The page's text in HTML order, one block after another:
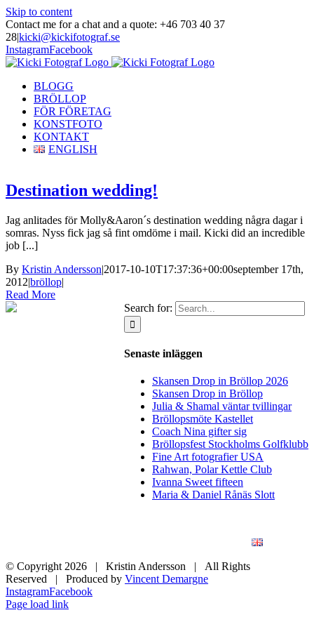
Skip to content
Contact me for a chat and a quote: +46 703 40 37
28|kicki@kickifotograf.se
InstagramFacebook
BLOGG
BRÖLLOP
FÖR FÖRETAG
KONSTFOTO
KONTAKT
ENGLISH
Destination wedding!
Jag anlitades för Molly&Aaron´s destination wedding några dagar i
somras. Nyss fick jag så fint omdöme i mail. Kicki did an incredible
job [...]
By Kristin Andersson|2017-10-10T17:37:36+00:00september 17th,
2012|bröllop|
Read More
Search for:
Senaste inläggen
Skansen Drop in Bröllop 2026
Skansen Drop in Bröllop
Julia & Shamal väntar tvillingar
Bröllopsmöte Kastellet
Coach Nina gifter sig
Bröllopsfest Stockholms Golfklubb
Fine Art fotografier USA
Rahwan, Polar Kettle Club
Ivanna Sweet fifteen
Maria & Daniel Rånäs Slott
© Copyright 2026 | Kristin Andersson | All Rights
Reserved | Produced by Vincent Demargne
InstagramFacebook
Page load link